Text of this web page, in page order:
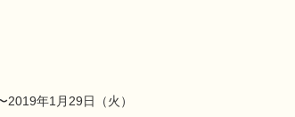
年1月29日（火）